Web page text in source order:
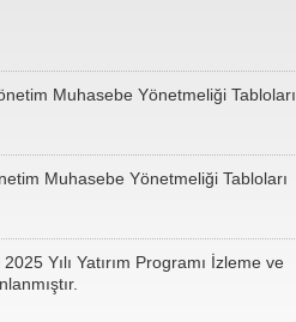
Muhasebe Yönetmeliği Tabloları
Muhasebe Yönetmeliği Tabloları
Yılı Yatırım Programı İzleme ve